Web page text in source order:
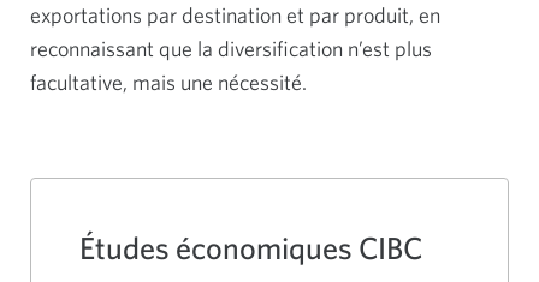
exportations par destination et par produit, en
reconnaissant que la diversification n’est plus
facultative, mais une nécessité.
Études économiques CIBC